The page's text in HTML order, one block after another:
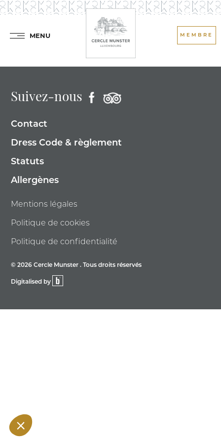
MENU MEMBRE
Suivez-nous
Contact
Dress Code & règlement
Statuts
Allergènes
Mentions légales
Politique de cookies
Politique de confidentialité
© 2026 Cercle Munster . Tous droits réservés
Digitalised by